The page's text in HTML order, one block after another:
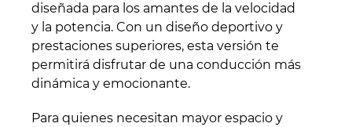
diseñada para los amantes de la velocidad
y la potencia. Con un diseño deportivo y
prestaciones superiores, esta versión te
permitirá disfrutar de una conducción más
dinámica y emocionante.
Para quienes necesitan mayor espacio y